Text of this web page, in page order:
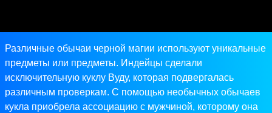
Различные обычаи черной магии используют уникальные
предметы или предметы. Индейцы сделали
исключительную куклу Вуду, которая подвергалась
различным проверкам. С помощью необычных обычаев
кукла приобрела ассоциацию с мужчиной, которому она